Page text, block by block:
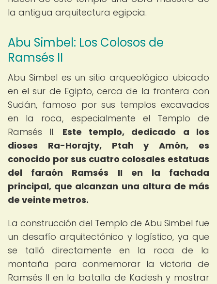
la antigua arquitectura egipcia.
Abu Simbel: Los Colosos de
Ramsés II
Abu Simbel es un sitio arqueológico ubicado
en el sur de Egipto, cerca de la frontera con
Sudán, famoso por sus templos excavados
en la roca, especialmente el Templo de
Ramsés II. Este templo, dedicado a los
dioses Ra-Horajty, Ptah y Amón, es
conocido por sus cuatro colosales estatuas
del faraón Ramsés II en la fachada
principal, que alcanzan una altura de más
de veinte metros.
La construcción del Templo de Abu Simbel fue
un desafío arquitectónico y logístico, ya que
se talló directamente en la roca de la
montaña para conmemorar la victoria de
Ramsés II en la batalla de Kadesh y mostrar